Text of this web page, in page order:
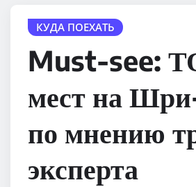
КУДА ПОЕХАТЬ
Must-see:
мест на
по мнению
эксперта